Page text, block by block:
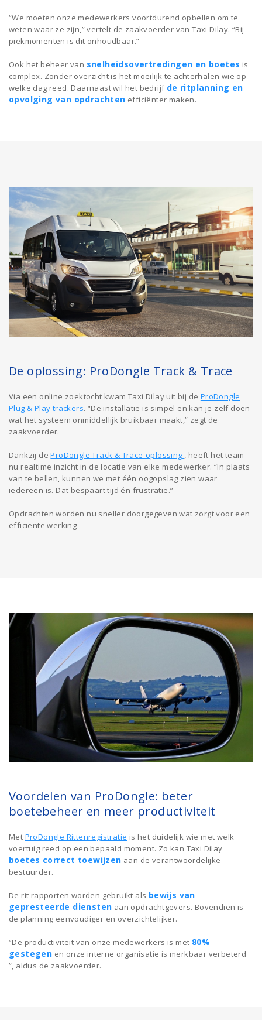
“We moeten onze medewerkers voortdurend opbellen om te
weten waar ze zijn,” vertelt de zaakvoerder van Taxi Dilay. “Bij
piekmomenten is dit onhoudbaar.”
Ook het beheer van snelheidsovertredingen en boetes is
complex. Zonder overzicht is het moeilijk te achterhalen wie op
welke dag reed. Daarnaast wil het bedrijf de ritplanning en
opvolging van opdrachten efficiënter maken.
De oplossing: ProDongle Track & Trace
Via een online zoektocht kwam Taxi Dilay uit bij de ProDongle
Plug & Play trackers. “De installatie is simpel en kan je zelf doen
wat het systeem onmiddellijk bruikbaar maakt,” zegt de
zaakvoerder.
Dankzij deProDongle Track & Trace-oplossing , heeft het team
nu realtime inzicht in de locatie van elke medewerker. “In plaats
van te bellen, kunnen we met één oogopslag zien waar
iedereen is. Dat bespaart tijd én frustratie.”
Opdrachten worden nu sneller doorgegeven wat zorgt voor een
efficiënte werking
Voordelen van ProDongle: beter
boetebeheer en meer productiviteit
Met ProDongle Rittenregistratie is het duidelijk wie met welk
voertuig reed op een bepaald moment. Zo kan Taxi Dilay
boetes correct toewijzen aan de verantwoordelijke
bestuurder.
De rit rapporten worden gebruikt als bewijs van
gepresteerde diensten aan opdrachtgevers. Bovendien is
de planning eenvoudiger en overzichtelijker.
“De productiviteit van onze medewerkers is met 80%
gestegen en onze interne organisatie is merkbaar verbeterd
”, aldus de zaakvoerder.